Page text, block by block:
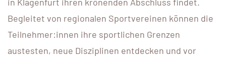
Begleitet von regionalen Sportvereinen können die
Teilnehmer:innen ihre sportlichen Grenzen
austesten, neue Disziplinen entdecken und vor